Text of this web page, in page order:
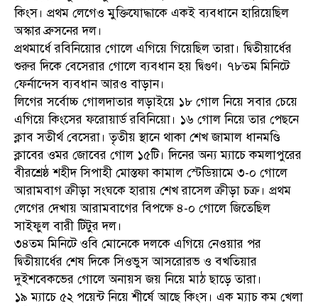
কিংস। প্রথম লেগেও মুক্তিযোদ্ধাকে একই ব্যবধানে হারিয়েছিল
অস্কার ব্রুসনের দল।
প্রথমার্ধে রবিনিয়োর গোলে এগিয়ে গিয়েছিল তারা। দ্বিতীয়ার্ধের
শুরুর দিকে বেসেরার গোলে ব্যবধান হয় দ্বিগুণ। ৭৮তম মিনিটে
ফের্নান্দেস ব্যবধান আরও বাড়ান।
লিগের সর্বোচ্চ গোলদাতার লড়াইয়ে ১৮ গোল নিয়ে সবার চেয়ে
এগিয়ে কিংসের ফরোয়ার্ড রবিনিয়ো। ১৬ গোল নিয়ে তার পেছনে
ক্লাব সতীর্থ বেসেরা। তৃতীয় স্থানে থাকা শেখ জামাল ধানমণ্ডি
ক্লাবের ওমর জোবের গোল ১৫টি। দিনের অন্য ম্যাচে কমলাপুরের
বীরশ্রেষ্ঠ শহীদ সিপাহী মোস্তফা কামাল স্টেডিয়ামে ৩-০ গোলে
আরামবাগ ক্রীড়া সংঘকে হারায় শেখ রাসেল ক্রীড়া চক্র। প্রথম
লেগের দেখায় আরামবাগের বিপক্ষে ৪-০ গোলে জিতেছিল
সাইফুল বারী টিটুর দল।
৩৪তম মিনিটে ওবি মোনেকে দলকে এগিয়ে নেওয়ার পর
দ্বিতীয়ার্ধের শেষ দিকে সিওভুস আসরোরভ ও বখতিয়ার
দুইশবেকভের গোলে অনায়স জয় নিয়ে মাঠ ছাড়ে তারা।
১৯ ম্যাচে ৫২ পয়েন্ট নিয়ে শীর্ষে আছে কিংস। এক ম্যাচ কম খেলা